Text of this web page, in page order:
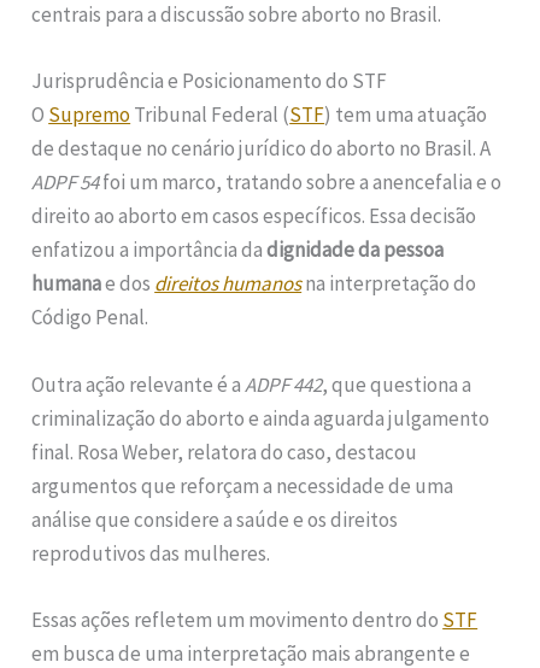
centrais para a discussão sobre aborto no Brasil.
Jurisprudência e Posicionamento do STF
O SupremoTribunal Federal (STF) tem uma atuação
de destaque no cenário jurídico do aborto no Brasil. A
ADPF 54foi um marco, tratando sobre a anencefalia e o
direito ao aborto em casos específicos. Essa decisão
enfatizou a importância dadignidade da pessoa
humanae dos direitos humanosna interpretação do
Código Penal.
Outra ação relevante é aADPF 442, que questiona a
criminalização do aborto e ainda aguarda julgamento
final. Rosa Weber, relatora do caso, destacou
argumentos que reforçam a necessidade de uma
análise que considere a saúde e os direitos
reprodutivos das mulheres.
Essas ações refletem um movimento dentro do STF
em busca de uma interpretação mais abrangente e